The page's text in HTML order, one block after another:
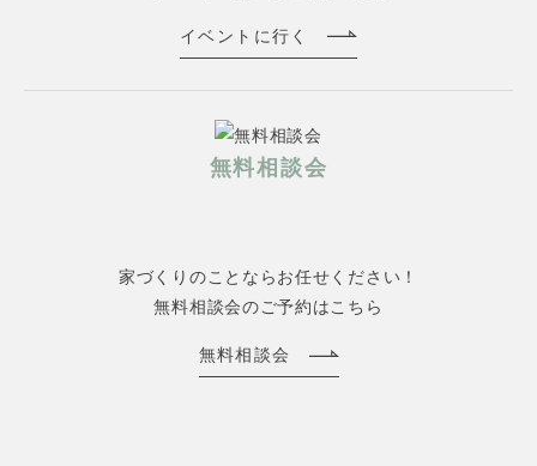
イベントに行く
無料相談会
家づくりのことならお任せください！
無料相談会のご予約はこちら
無料相談会